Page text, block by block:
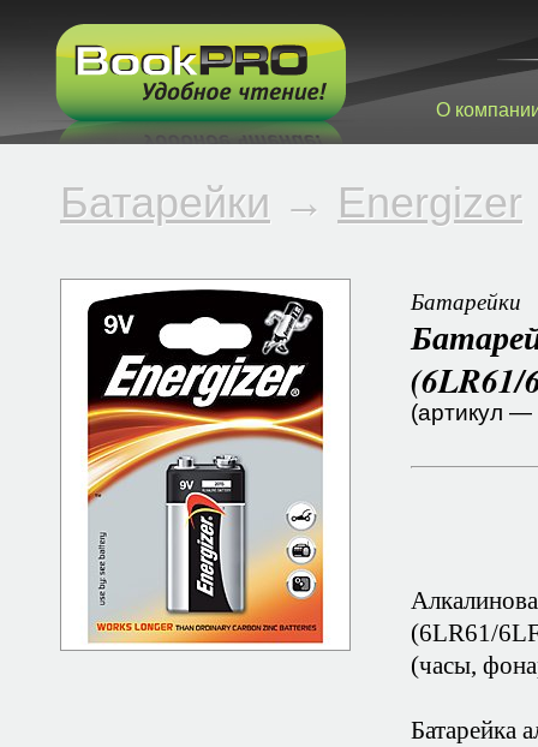
О
Батарейки → Energizer
Батарейки
(6LR61/
(артикул
(6LR61/
(часы,
Батарейка